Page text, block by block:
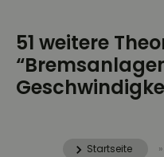
51 weitere
Startseite »